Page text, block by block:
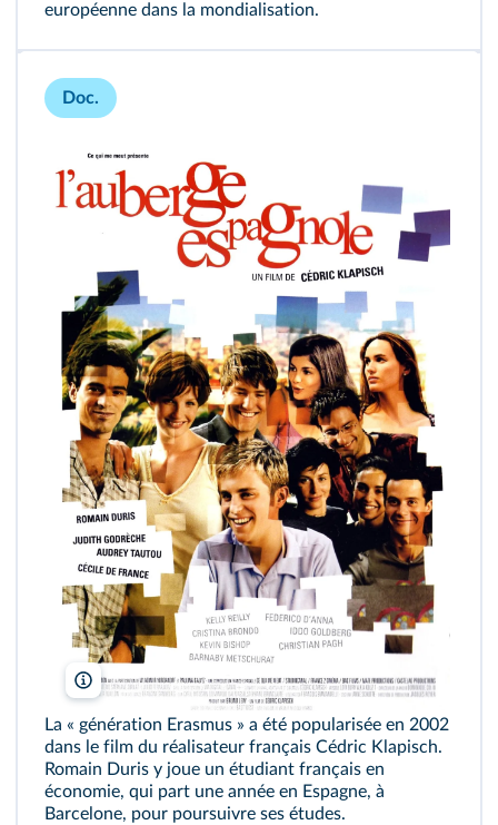
européenne dans la mondialisation.
Doc.
Cédric Klapisch/Christophel
La « génération Erasmus » a été popularisée en 2002
dans le film du réalisateur français Cédric Klapisch.
Romain Duris y joue un étudiant français en
économie, qui part une année en Espagne, à
Barcelone, pour poursuivre ses études.